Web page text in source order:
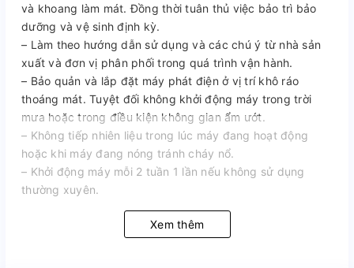
và khoang làm mát. Đồng thời tuân thủ việc bảo trì bảo
dưỡng và vệ sinh định kỳ.
– Làm theo hướng dẫn sử dụng và các chú ý từ nhà sản
xuất và đơn vị phân phối trong quá trình vận hành.
– Bảo quản và lắp đặt máy phát điện ở vị trí khô ráo
thoáng mát. Tuyệt đối không khởi động máy trong trời
mưa hoặc trong điều kiện không gian ẩm ướt.
– Không tiếp nhiên liệu trong lúc máy đang hoạt động
hoặc khi máy đang nóng tránh cháy nổ.
– Khởi động máy mỗi 2 tuần 1 lần nếu không sử dụng
thường xuyên.
Xem thêm